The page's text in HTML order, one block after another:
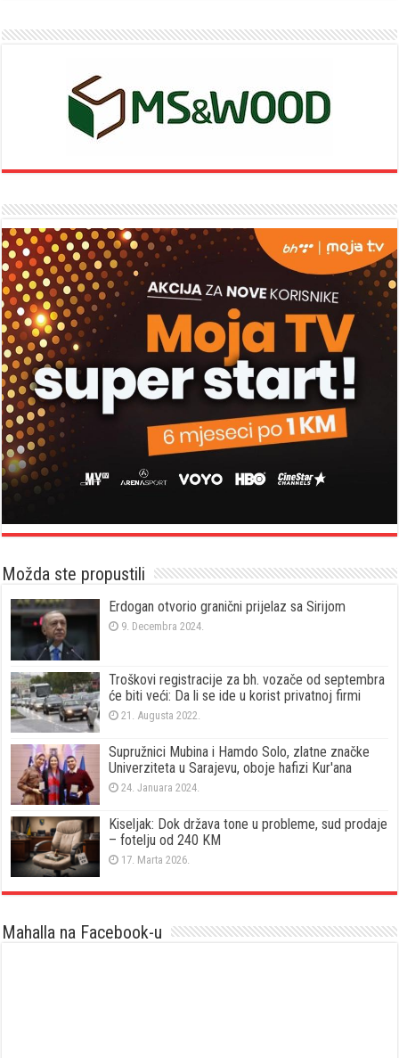
Možda ste propustili
Erdogan otvorio granični prijelaz sa Sirijom
9. Decembra 2024.
Troškovi registracije za bh. vozače od septembra
će biti veći: Da li se ide u korist privatnoj firmi
21. Augusta 2022.
Supružnici Mubina i Hamdo Solo, zlatne značke
Univerziteta u Sarajevu, oboje hafizi Kur'ana
24. Januara 2024.
Kiseljak: Dok država tone u probleme, sud prodaje
– fotelju od 240 KM
17. Marta 2026.
Mahalla na Facebook-u